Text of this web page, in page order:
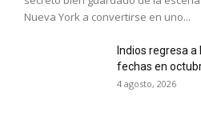
Nueva York a convertirse en uno...
Indios regresa
fechas en
4 agosto, 2026